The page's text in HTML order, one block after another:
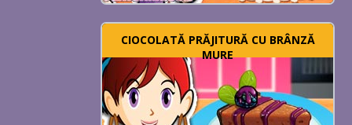
CIOCOLATĂ PRĂJITURĂ CU BRÂNZĂ
MURE